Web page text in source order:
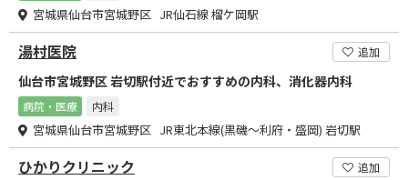
宮城県仙台市宮城野区 JR仙石線 榴ケ岡駅
湯村医院 追加
仙台市宮城野区 岩切駅付近でおすすめの内科、消化器内科
病院・医療 内科
宮城県仙台市宮城野区 JR東北本線(黒磯～利府・盛岡) 岩切駅
ひかりクリニック 追加